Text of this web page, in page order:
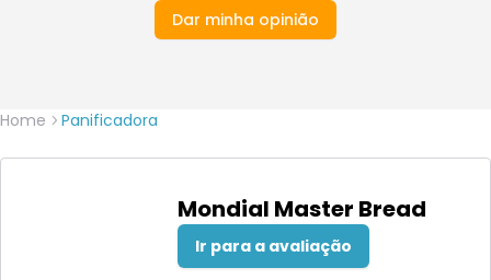
Dar minha opinião
Home Panificadora
Mondial Master Bread
Ir para a avaliação